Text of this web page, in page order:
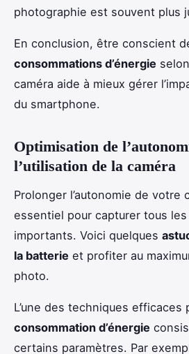
photographie est souvent plus
En conclusion, être conscient
consommations d’énergie
caméra aide à mieux gérer
du smartphone.
Optimisation de
l’utilisation de la caméra
Prolonger l’autonomie de votre
essentiel pour capturer tous
importants. Voici quelques
la batterie et profiter au
photo.
L’une des techniques efficaces
consommation d’énergie
certains paramètres. Par